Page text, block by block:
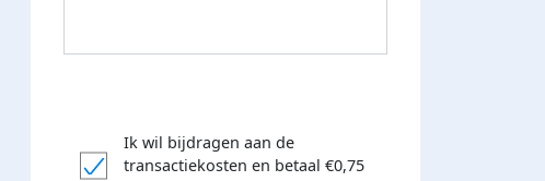
Ik wil bijdragen aan de
transactiekosten en betaal €0,75